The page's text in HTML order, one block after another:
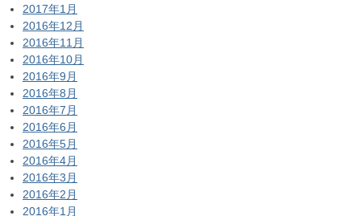
2017年1月
2016年12月
2016年11月
2016年10月
2016年9月
2016年8月
2016年7月
2016年6月
2016年5月
2016年4月
2016年3月
2016年2月
2016年1月